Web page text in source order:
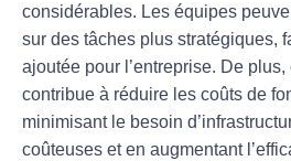
considérables. Les équipes
sur des tâches plus stratégiques,
ajoutée pour l’entreprise. De
contribue à réduire les coûts de
minimisant le besoin
coûteuses et en augmentant